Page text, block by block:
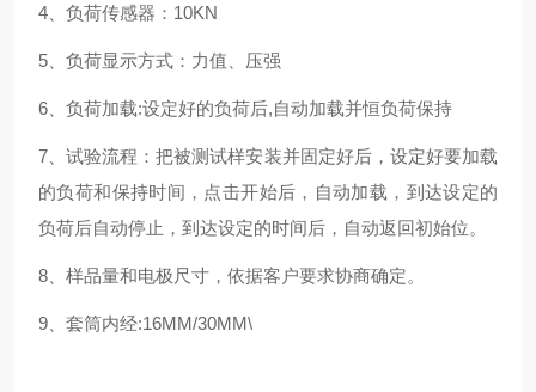
4、负荷传感器：10KN
5、负荷显示方式：力值、压强
6、负荷加载:设定好的负荷后,自动加载并恒负荷保持
7、试验流程：把被测试样安装并固定好后，设定好要加载
的负荷和保持时间，点击开始后，自动加载，到达设定的
负荷后自动停止，到达设定的时间后，自动返回初始位。
8、样品量和电极尺寸，依据客户要求协商确定。
9、套筒内经:16MM/30MM\